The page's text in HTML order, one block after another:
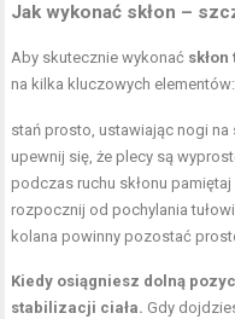
Jak wykonać skłon –
Aby skutecznie wykonać
na kilka kluczowych elementów:
stań prosto, ustawiając nogi
upewnij się, że plecy są
podczas ruchu skłonu
rozpocznij od pochylania
kolana powinny pozostać
Kiedy osiągniesz dolną
stabilizacji ciała. Gdy